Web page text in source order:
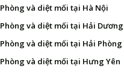
Phòng và diệt mối tại Hà Nội
Phòng và diệt mối tại Hải Dương
Phòng và diệt mối tại Hải Phòng
Phòng và diệt mối tại Hưng Yên